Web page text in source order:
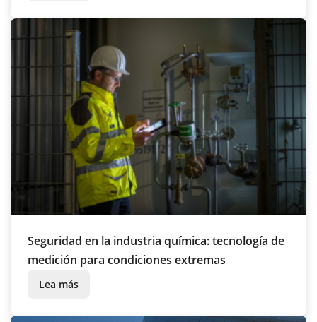
Seguridad en la industria química: tecnología de
medición para condiciones extremas
Lea más